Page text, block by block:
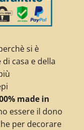
si è
casa e della
made in
essere il dono
per decorare